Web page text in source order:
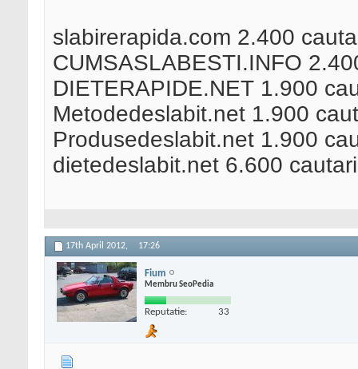
slabirerapida.com 2.400
CUMSASLABESTI.INFO
DIETERAPIDE.NET 1.900
Metodedeslabit.net 1.900
Produsedeslabit.net 1.900
dietedeslabit.net 6.600
17th April 2012, 17:26
Fium
Membru SeoPedia
Reputatie: 33